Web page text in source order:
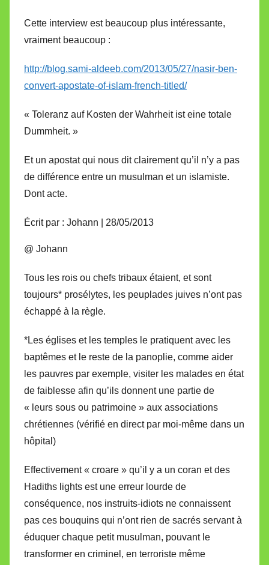
Cette interview est beaucoup plus intéressante,
vraiment beaucoup :
http://blog.sami-aldeeb.com/2013/05/27/nasir-ben-
convert-apostate-of-islam-french-titled/
« Toleranz auf Kosten der Wahrheit ist eine totale
Dummheit. »
Et un apostat qui nous dit clairement qu’il n’y a pas
de différence entre un musulman et un islamiste.
Dont acte.
Écrit par : Johann | 28/05/2013
@ Johann
Tous les rois ou chefs tribaux étaient, et sont
toujours* prosélytes, les peuplades juives n’ont pas
échappé à la règle.
*Les églises et les temples le pratiquent avec les
baptêmes et le reste de la panoplie, comme aider
les pauvres par exemple, visiter les malades en état
de faiblesse afin qu’ils donnent une partie de
« leurs sous ou patrimoine » aux associations
chrétiennes (vérifié en direct par moi-même dans un
hôpital)
Effectivement « croare » qu’il y a un coran et des
Hadiths lights est une erreur lourde de
conséquence, nos instruits-idiots ne connaissent
pas ces bouquins qui n’ont rien de sacrés servant à
éduquer chaque petit musulman, pouvant le
transformer en criminel, en terroriste même